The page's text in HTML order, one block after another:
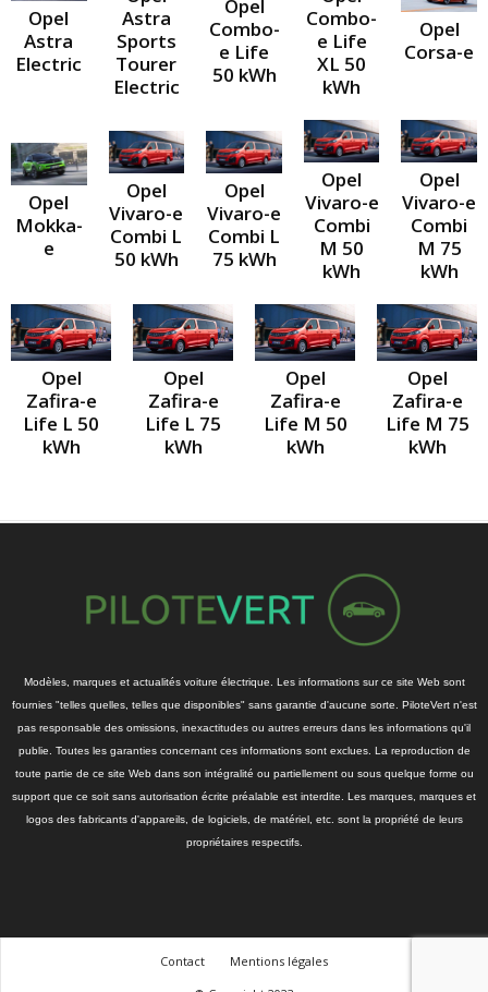
Opel
Astra
Electric
Astra
Sports
Tourer
Electric
Opel
Combo-
e Life
50 kWh
Combo-
e Life
XL 50
kWh
Opel
Corsa-e
Opel
Mokka-
e
Opel
Vivaro-e
Combi L
50 kWh
Opel
Vivaro-e
Combi L
75 kWh
Opel
Vivaro-e
Combi
M 50
kWh
Opel
Vivaro-e
Combi
M 75
kWh
Opel
Zafira-e
Life L 50
kWh
Opel
Zafira-e
Life L 75
kWh
Opel
Zafira-e
Life M 50
kWh
Opel
Zafira-e
Life M 75
kWh
Modèles, marques et actualités voiture électrique. Les informations sur ce site Web sont
fournies "telles quelles, telles que disponibles" sans garantie d'aucune sorte. PiloteVert n'est
pas responsable des omissions, inexactitudes ou autres erreurs dans les informations qu'il
publie. Toutes les garanties concernant ces informations sont exclues. La reproduction de
toute partie de ce site Web dans son intégralité ou partiellement ou sous quelque forme ou
support que ce soit sans autorisation écrite préalable est interdite. Les marques, marques et
logos des fabricants d'appareils, de logiciels, de matériel, etc. sont la propriété de leurs
propriétaires respectifs.
Contact
Mentions légales